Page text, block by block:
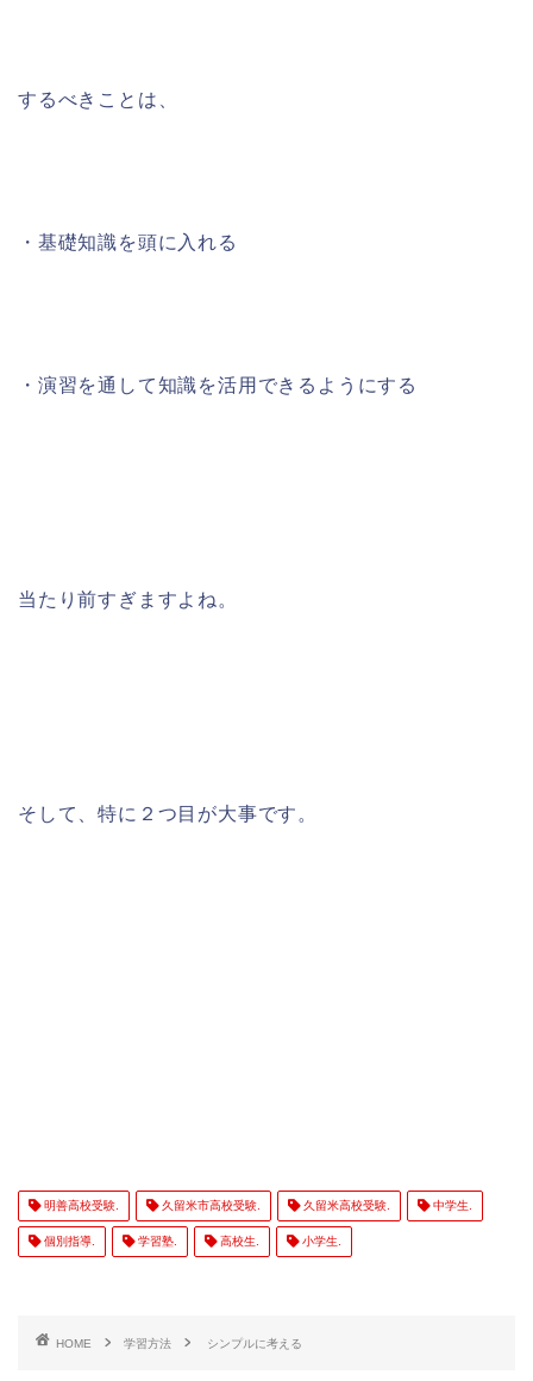
するべきことは、
・基礎知識を頭に入れる
・演習を通して知識を活用できるようにする
当たり前すぎますよね。
そして、特に２つ目が大事です。
明善高校受験. 久留米市高校受験. 久留米高校受験. 中学生.
個別指導. 学習塾. 高校生. 小学生.
HOME 学習方法 シンプルに考える